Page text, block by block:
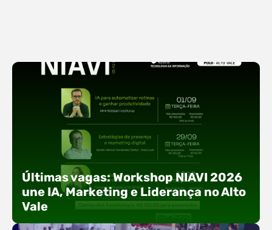
Últimas vagas: Workshop NIAVI 2026
une IA, Marketing e Liderança no Alto
Vale